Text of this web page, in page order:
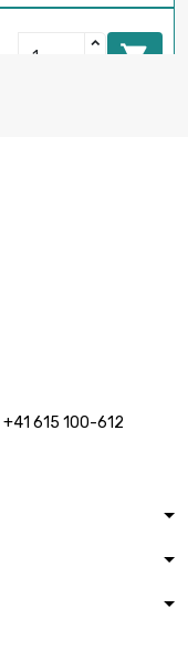

+41 615 100-612